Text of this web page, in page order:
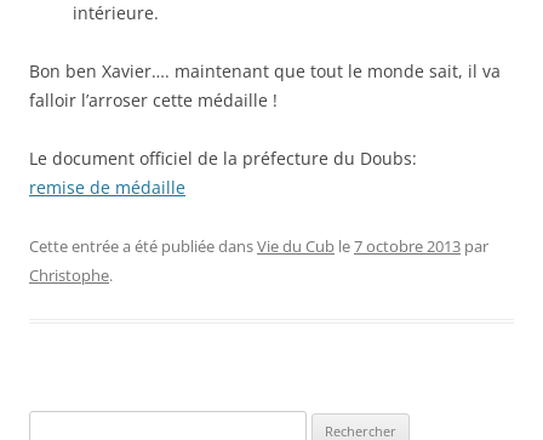
intérieure.
Bon ben Xavier…. maintenant que tout le monde sait, il va
falloir l’arroser cette médaille !
Le document officiel de la préfecture du Doubs:
remise de médaille
Cette entrée a été publiée dansVie du Cub le7 octobre 2013 par
Christophe.